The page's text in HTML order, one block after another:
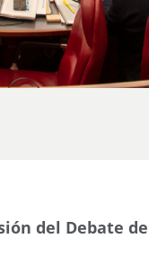
del Debate